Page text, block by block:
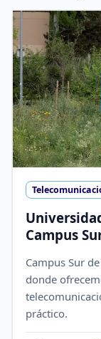
Campus
Campus Sur
donde
práctico.